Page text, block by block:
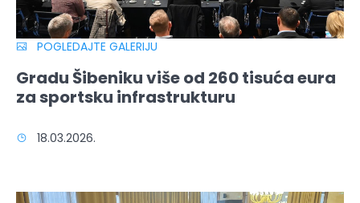
POGLEDAJTE GALERIJU
Gradu Šibeniku više od 260 tisuća eura
za sportsku infrastrukturu
18.03.2026.